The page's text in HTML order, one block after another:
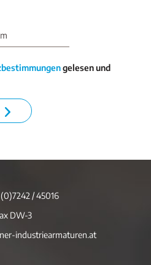
gelesen und
/ 45016
DW-3
industriearmaturen.at